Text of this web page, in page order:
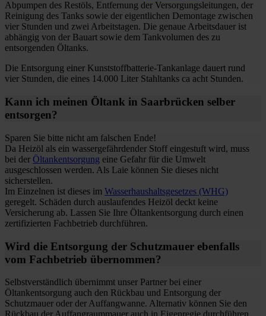
Abpumpen des Restöls, Entfernung der Versorgungsleitungen, der
Reinigung des Tanks sowie der eigentlichen Demontage zwischen
vier Stunden und zwei Arbeitstagen. Die genaue Arbeitsdauer ist
abhängig von der Bauart sowie dem Tankvolumen des zu
entsorgenden Öltanks.
Die Entsorgung einer Kunststoffbatterie-Tankanlage dauert rund
vier Stunden, die eines 14.000 Liter Stahltanks ca acht Stunden.
Kann ich meinen Öltank in Saarbrücken selber
entsorgen?
Sparen Sie bitte nicht am falschen Ende!
Da Heizöl als ein wassergefährdender Stoff eingestuft wird, muss
bei der Öltankentsorgung eine Gefahr für die Umwelt
ausgeschlossen werden. Als Laie können Sie dieses nicht
sicherstellen.
Im Einzelnen ist dieses im Wasserhaushaltsgesetzes (WHG)
geregelt. Schäden durch auslaufendes Heizöl deckt keine
Versicherung ab. Lassen Sie Ihre Öltankentsorgung durch einen
zertifizierten Fachbetrieb durchführen.
Wird die Entsorgung der Schutzmauer ebenfalls
vom Fachbetrieb übernommen?
Selbstverständlich übernimmt unser Partner bei einer
Öltankentsorgung auch den Rückbau und Entsorgung der
Schutzmauer oder der Auffangwanne. Alternativ können Sie den